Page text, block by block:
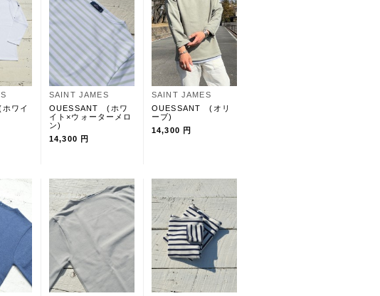
ワイ
SAINT JAMES
OUESSANT (ホワ
イト×ウォーターメロ
ン)
14,300 円
SAINT JAMES
OUESSANT (オリ
ーブ)
14,300 円